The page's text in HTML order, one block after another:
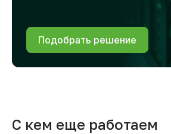
Подобрать решение
С кем еще работаем